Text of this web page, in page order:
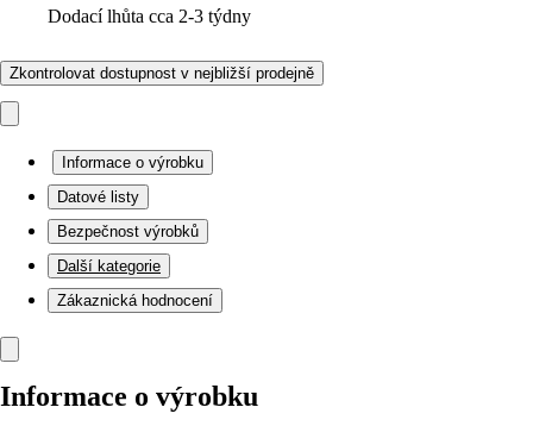
Dodací lhůta cca 2-3 týdny
Zkontrolovat dostupnost v nejbližší prodejně
Informace o výrobku
Datové listy
Bezpečnost výrobků
Další kategorie
Zákaznická hodnocení
Informace o výrobku